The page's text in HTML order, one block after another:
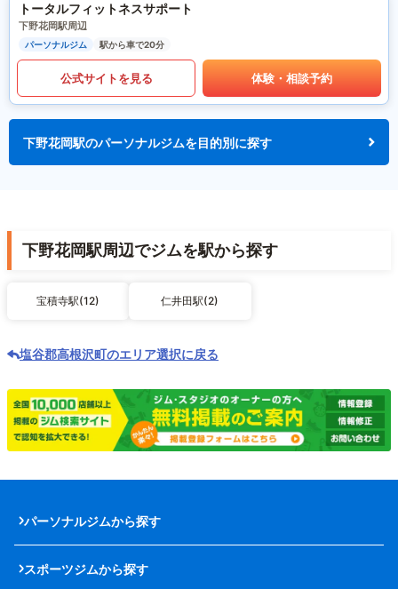
トータルフィットネスサポート
下野花岡駅周辺
パーソナルジム 駅から車で20分
公式サイトを見る 体験・相談予約
下野花岡駅のパーソナルジムを目的別に探す
下野花岡駅周辺でジムを駅から探す
宝積寺駅(12) 仁井田駅(2)
塩谷郡高根沢町のエリア選択に戻る
パーソナルジムから探す
スポーツジムから探す